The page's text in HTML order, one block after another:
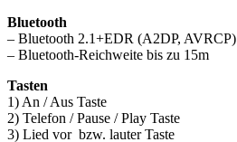
Bluetooth
– Bluetooth 2.1+EDR (A2DP, AVRCP)
– Bluetooth-Reichweite bis zu 15m
Tasten
1) An / Aus Taste
2) Telefon / Pause / Play Taste
3) Lied vor bzw. lauter Taste